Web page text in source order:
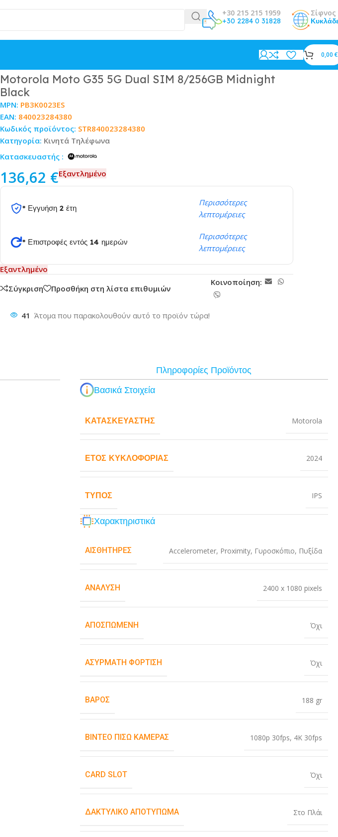
+30 215 215 1959
+30 2284 0 31828
Σίφνος
0,00 €
Motorola Moto G35 5G Dual SIM 8/256GB Midnight
Black
Κατασκευαστής :
MPN: PB3K0023ES
EAN: 840023284380
Κωδικός προϊόντος: STR840023284380
Κατηγορία: Κινητά Τηλέφωνα
136,62 €Εξαντλημένο
* Εγγυήση 2 έτη
Περισσότερες
λεπτομέρειες
* Επιστροφές εντός 14 ημερών
Περισσότερες
λεπτομέρειες
Εξαντλημένο
Σύγκριση
Προσθήκη στη λίστα επιθυμιών
Κοινοποίηση:
41 Άτομα που παρακολουθούν αυτό το προϊόν τώρα!
Πληροφορίες Προϊόντος
Βασικά Στοιχεία
ΚΑΤΑΣΚΕΥΑΣΤΉΣ Motorola
ΈΤΟΣ ΚΥΚΛΟΦΟΡΊΑΣ 2024
ΤΎΠΟΣ IPS
Χαρακτηριστικά
ΑΙΣΘΗΤΉΡΕΣ Accelerometer, Proximity, Γυροσκόπιο, Πυξίδα
ΑΝΆΛΥΣΗ 2400 x 1080 pixels
ΑΠΟΣΠΏΜΕΝΗ Όχι
ΑΣΎΡΜΑΤΗ ΦΌΡΤΙΣΗ Όχι
ΒΆΡΟΣ 188 gr
ΒΊΝΤΕΟ ΠΊΣΩ ΚΆΜΕΡΑΣ 1080p 30fps, 4K 30fps
CARD SLOT Όχι
ΔΑΚΤΥΛΙΚΌ ΑΠΟΤΎΠΩΜΑ Στο Πλάι